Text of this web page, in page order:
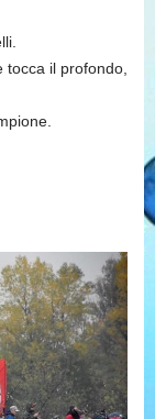
tocca il profondo,